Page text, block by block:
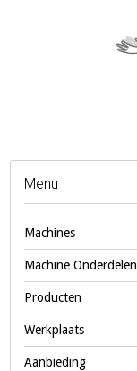
Menu
Machines
Machine Onderdelen
Producten
Werkplaats
Aanbieding